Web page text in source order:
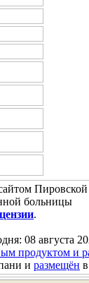
больницы
.
08 августа
продуктом и
и размещён